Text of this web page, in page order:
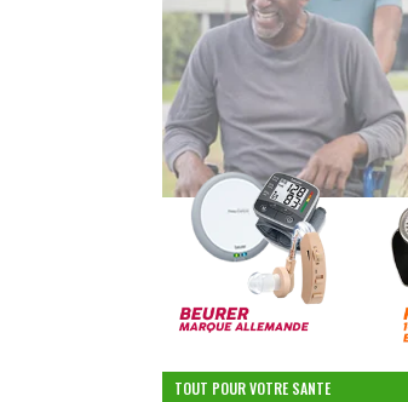
TOUT POUR VOTRE SANTE